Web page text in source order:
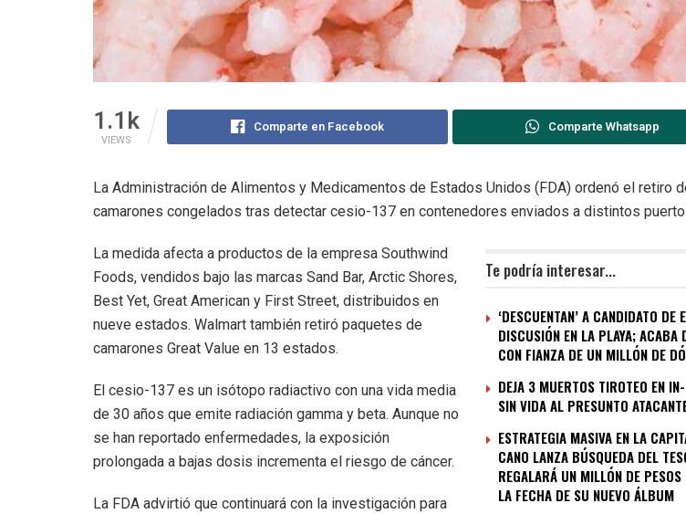
1.1k
VIEWS
Comparte en Facebook Comparte Whatsapp
La Administración de Alimentos y Medicamentos de Estados Unidos (FDA) ordenó el retiro
camarones congelados tras detectar cesio-137 en contenedores enviados a distintos
Te podría interesar...
‘DESCUENTAN’ A CANDIDATO DE
DISCUSIÓN EN LA PLAYA; ACABA
CON FIANZA DE UN MILLÓN DE
DEJA 3 MUERTOS TIROTEO EN
SIN VIDA AL PRESUNTO
ESTRATEGIA MASIVA EN LA
CANO LANZA BÚSQUEDA DEL
REGALARÁ UN MILLÓN DE
LA FECHA DE SU NUEVO ÁLBUM
La medida afecta a productos de la empresa Southwind
Foods, vendidos bajo las marcas Sand Bar, Arctic Shores,
Best Yet, Great American y First Street, distribuidos en
nueve estados. Walmart también retiró paquetes de
camarones Great Value en 13 estados.
El cesio-137 es un isótopo radiactivo con una vida media
de 30 años que emite radiación gamma y beta. Aunque no
se han reportado enfermedades, la exposición
prolongada a bajas dosis incrementa el riesgo de cáncer.
La FDA advirtió que continuará con la investigación para